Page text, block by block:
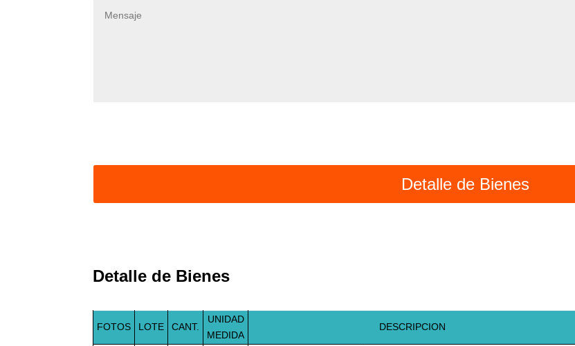
Detalle de Bienes
Detalle de Bienes
FOTOS LOTE CANT.
UNIDAD
MEDIDA
DESCRIPCION